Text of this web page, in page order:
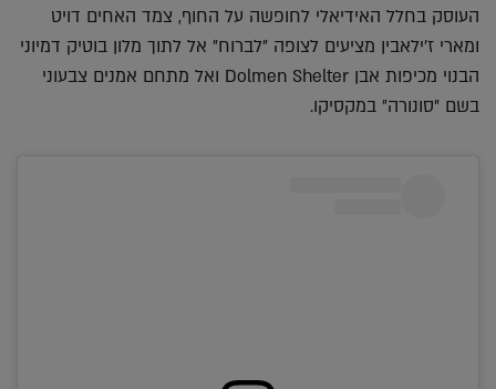
העוסק בחלל האידיאלי לחופשה על החוף, צמד האחים דויט
ומארי ז׳ילאבין מציעים לצופה ״לברוח״ אל לתוך מלון בוטיק דמיוני
הבנוי מכיפות אבן Dolmen Shelter ואל מתחם אמנים צבעוני
בשם ״סונורה״ במקסיקו.